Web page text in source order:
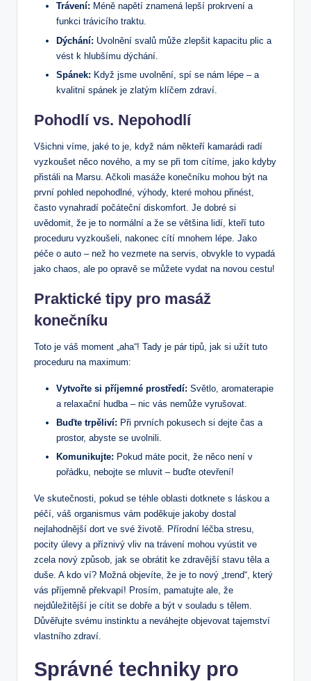
Trávení: Méně napětí znamená lepší prokrvení a
funkci trávicího traktu.
Dýchání: Uvolnění svalů může zlepšit kapacitu plic a
vést k hlubšímu dýchání.
Spánek: Když jsme uvolnění, spí se nám lépe – a
kvalitní spánek je zlatým klíčem zdraví.
Pohodlí vs. Nepohodlí
Všichni víme, jaké to je, když nám někteří kamarádi radí
vyzkoušet něco nového, a my se při tom cítíme, jako kdyby
přistáli na Marsu. Ačkoli masáže konečníku mohou být na
první pohled nepohodlné, výhody, které mohou přinést,
často vynahradí počáteční diskomfort. Je dobré si
uvědomit, že je to normální a že se většina lidí, kteří tuto
proceduru vyzkoušeli, nakonec cítí mnohem lépe. Jako
péče o auto – než ho vezmete na servis, obvykle to vypadá
jako chaos, ale po opravě se můžete vydat na novou cestu!
Praktické tipy pro masáž
konečníku
Toto je váš moment „aha“! Tady je pár tipů, jak si užít tuto
proceduru na maximum:
Vytvořte si příjemné prostředí: Světlo, aromaterapie
a relaxační hudba – nic vás nemůže vyrušovat.
Buďte trpěliví: Při prvních pokusech si dejte čas a
prostor, abyste se uvolnili.
Komunikujte: Pokud máte pocit, že něco není v
pořádku, nebojte se mluvit – buďte otevření!
Ve skutečnosti, pokud se téhle oblasti dotknete s láskou a
péčí, váš organismus vám poděkuje jakoby dostal
nejlahodnější dort ve své životě. Přírodní léčba stresu,
pocity úlevy a příznivý vliv na trávení mohou vyústit ve
zcela nový způsob, jak se obrátit ke zdravější stavu těla a
duše. A kdo ví? Možná objevíte, že je to nový „trend“, který
vás příjemně překvapí! Prosím, pamatujte ale, že
nejdůležitější je cítit se dobře a být v souladu s tělem.
Důvěřujte svému instinktu a neváhejte objevovat tajemství
vlastního zdraví.
Správné techniky pro